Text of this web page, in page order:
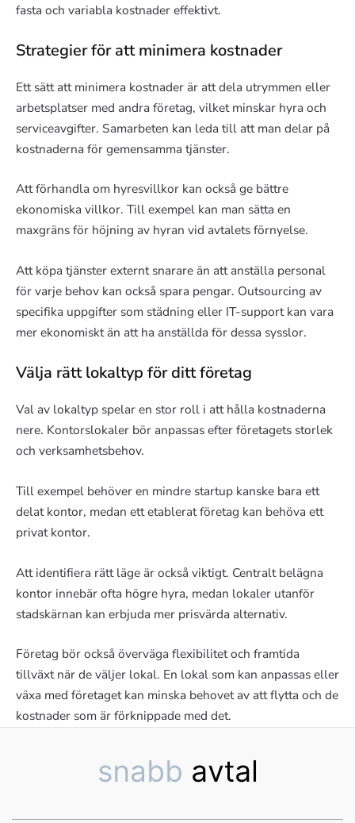
fasta och variabla kostnader effektivt.
Strategier för att minimera kostnader
Ett sätt att minimera kostnader är att dela utrymmen eller
arbetsplatser med andra företag, vilket minskar hyra och
serviceavgifter. Samarbeten kan leda till att man delar på
kostnaderna för gemensamma tjänster.
Att förhandla om hyresvillkor kan också ge bättre
ekonomiska villkor. Till exempel kan man sätta en
maxgräns för höjning av hyran vid avtalets förnyelse.
Att köpa tjänster externt snarare än att anställa personal
för varje behov kan också spara pengar. Outsourcing av
specifika uppgifter som städning eller IT-support kan vara
mer ekonomiskt än att ha anställda för dessa sysslor.
Välja rätt lokaltyp för ditt företag
Val av lokaltyp spelar en stor roll i att hålla kostnaderna
nere. Kontorslokaler bör anpassas efter företagets storlek
och verksamhetsbehov.
Till exempel behöver en mindre startup kanske bara ett
delat kontor, medan ett etablerat företag kan behöva ett
privat kontor.
Att identifiera rätt läge är också viktigt. Centralt belägna
kontor innebär ofta högre hyra, medan lokaler utanför
stadskärnan kan erbjuda mer prisvärda alternativ.
Företag bör också överväga flexibilitet och framtida
tillväxt när de väljer lokal. En lokal som kan anpassas eller
växa med företaget kan minska behovet av att flytta och de
kostnader som är förknippade med det.